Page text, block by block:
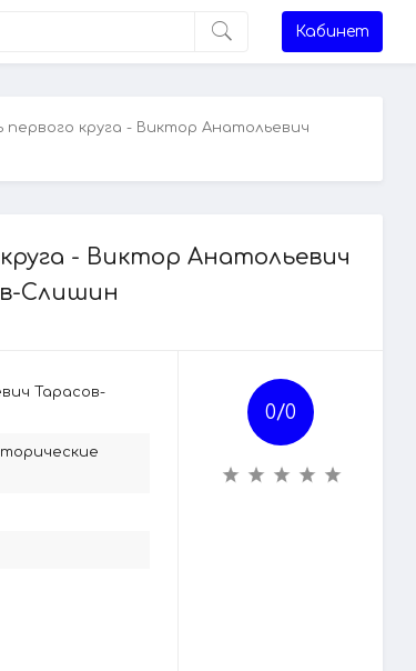
Кабинет
первого круга - Виктор Анатольевич
- Виктор Анатольевич
Слишин
Тарасов-
0/0